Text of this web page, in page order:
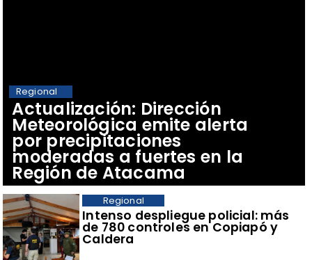
Intenso despliegue policial: más
de 780 controles en Copiapó y
Caldera
Regional
Actualización: Dirección
Meteorológica emite alerta
por precipitaciones
moderadas a fuertes en la
Región de Atacama
Regional